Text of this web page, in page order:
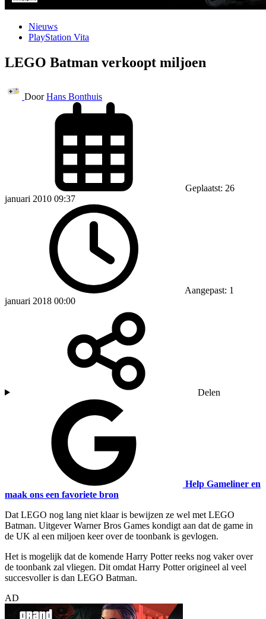
Nieuws
PlayStation Vita
LEGO Batman verkoopt miljoen
Door Hans Bonthuis
Geplaatst: 26
januari 2010 09:37
Aangepast: 1
januari 2018 00:00
Delen
Help Gameliner en
maak ons een favoriete bron
Dat LEGO nog lang niet klaar is bewijzen ze wel met LEGO
Batman. Uitgever Warner Bros Games kondigt aan dat de game in
de UK al een miljoen keer over de toonbank is gevlogen.
Het is mogelijk dat de komende Harry Potter reeks nog vaker over
de toonbank zal vliegen. Dit omdat Harry Potter origineel al veel
succesvoller is dan LEGO Batman.
AD